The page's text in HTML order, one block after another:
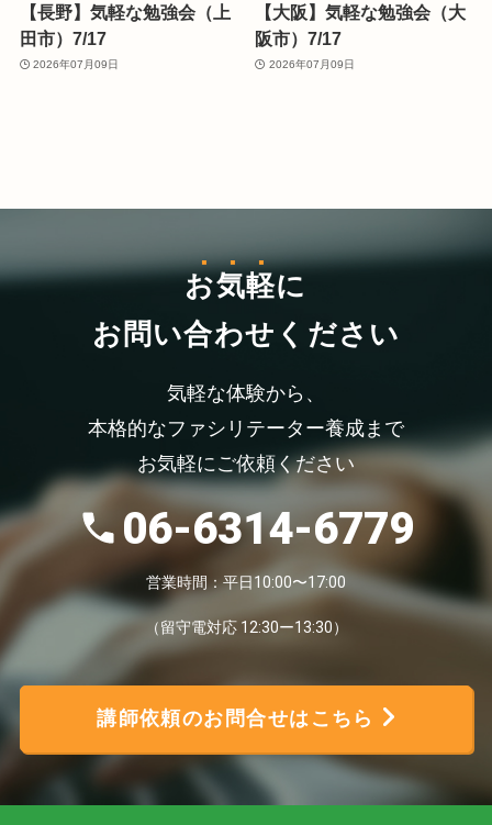
【長野】気軽な勉強会（上
田市）7/17
2026年07月09日
【大阪】気軽な勉強会（大
阪市）7/17
2026年07月09日
お気軽に
お問い合わせください
気軽な体験から、
本格的なファシリテーター養成まで
お気軽にご依頼ください
06-6314-6779
営業時間：平日10:00〜17:00
（留守電対応 12:30ー13:30）
講師依頼のお問合せはこちら